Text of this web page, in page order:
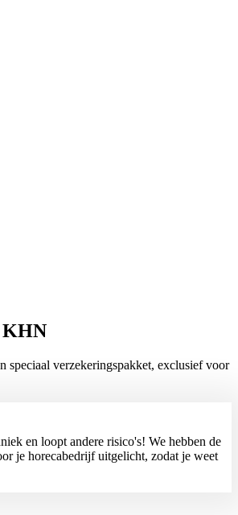
KHN
speciaal verzekeringspakket, exclusief voor
en loopt andere risico's! We hebben de
je horecabedrijf uitgelicht, zodat je weet